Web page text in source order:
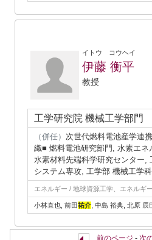
イトウ コウヘイ
伊藤 衡平
教授
工学研究院 機械工学部門
（併任） 次世代燃料電池産学連
織■ 燃料電池研究部門, 水素エネ
水素材料先端科学研究センター,
システム専攻, 工学部 機械工学科
エネルギー / 地球資源工学、エネルギ
小林直也, 前田祐介 , 中島 裕典, 北原
前のページ - 次